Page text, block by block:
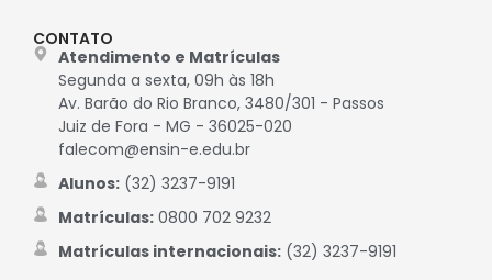
CONTATO
Atendimento e Matrículas
Segunda a sexta, 09h às 18h
Av. Barão do Rio Branco, 3480/301 - Passos
Juiz de Fora - MG - 36025-020
falecom@ensin-e.edu.br
Alunos:(32) 3237-9191
Matrículas:0800 702 9232
Matrículas internacionais:(32) 3237-9191